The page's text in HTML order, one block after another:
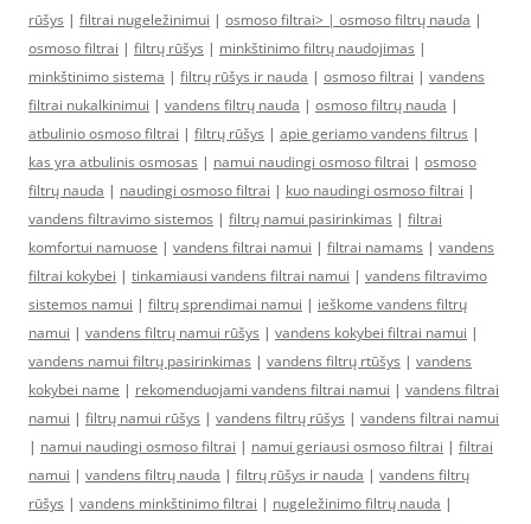
rūšys | filtrai nugeležinimui | osmoso filtrai> | osmoso filtrų nauda |
osmoso filtrai | filtrų rūšys | minkštinimo filtrų naudojimas |
minkštinimo sistema | filtrų rūšys ir nauda | osmoso filtrai | vandens
filtrai nukalkinimui | vandens filtrų nauda | osmoso filtrų nauda |
atbulinio osmoso filtrai | filtrų rūšys | apie geriamo vandens filtrus |
kas yra atbulinis osmosas | namui naudingi osmoso filtrai | osmoso
filtrų nauda | naudingi osmoso filtrai | kuo naudingi osmoso filtrai |
vandens filtravimo sistemos | filtrų namui pasirinkimas | filtrai
komfortui namuose | vandens filtrai namui | filtrai namams | vandens
filtrai kokybei | tinkamiausi vandens filtrai namui | vandens filtravimo
sistemos namui | filtrų sprendimai namui | ieškome vandens filtrų
namui | vandens filtrų namui rūšys | vandens kokybei filtrai namui |
vandens namui filtrų pasirinkimas | vandens filtrų rtūšys | vandens
kokybei name | rekomenduojami vandens filtrai namui | vandens filtrai
namui | filtrų namui rūšys | vandens filtrų rūšys | vandens filtrai namui
| namui naudingi osmoso filtrai | namui geriausi osmoso filtrai | filtrai
namui | vandens filtrų nauda | filtrų rūšys ir nauda | vandens filtrų
rūšys | vandens minkštinimo filtrai | nugeležinimo filtrų nauda |